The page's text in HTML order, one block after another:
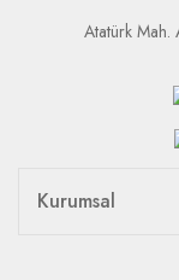
Atatürk
Kurumsal